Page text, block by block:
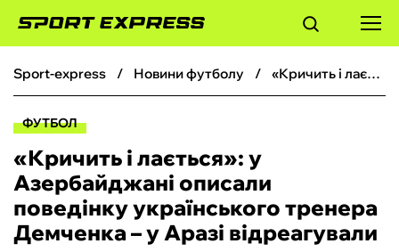
ФУТБОЛ
БОКС
ХОКЕЙ
sport-express новини футболу «Кричить і лається»: у Азербайджані описали поведінку українського тренера Демченка – у Аразі відреагували
ФУТБОЛ
«Кричить і лається»: у
Азербайджані описали
поведінку українського тренера
Демченка – у Аразі відреагували